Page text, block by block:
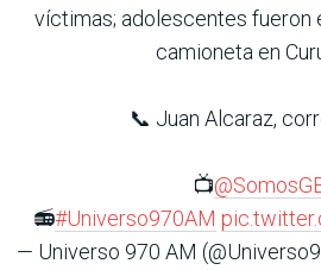
víctimas; adolescentes fueron
camioneta en
📞 Juan Alcaraz,
📺
📻#Universo970AM
— Universo 970 AM